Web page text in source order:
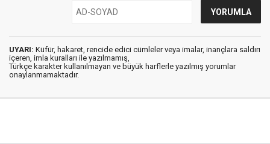
UYARI: Küfür, hakaret, rencide edici cümleler veya imalar, inançlara saldırı
içeren, imla kuralları ile yazılmamış,
Türkçe karakter kullanılmayan ve büyük harflerle yazılmış yorumlar
onaylanmamaktadır.